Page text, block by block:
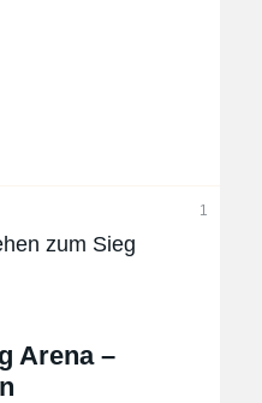
1
Arena –